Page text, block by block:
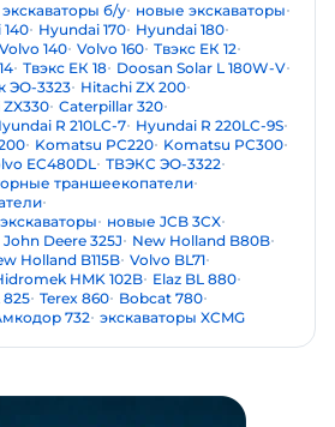
экскаваторы б/у новые экскаваторы
Hyundai 170 Hyundai 180
Volvo 140 Volvo 160 Твэкс ЕК 12
Твэкс ЕК 18 Doosan Solar L 180W-V
ЭО-3323
Hitachi ZX 200
Caterpillar 320
R 210LC-7
Hyundai R 220LC-9S
Komatsu PC220 Komatsu PC300
EC480DL ТВЭКС ЭО-3322
траншеекопатели
новые JCB 3CX
John Deere 325J
New Holland B80B
Holland B115B Volvo BL71
HMK 102B Elaz BL 880
825 Terex 860 Bobcat 780
732 экскаваторы XCMG